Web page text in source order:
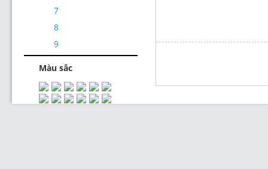
7
8
9
Màu sắc
Thiết Kế Website